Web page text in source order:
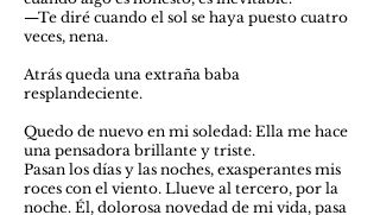
—Te diré cuando el sol se haya puesto cuatro
veces, nena.
Atrás queda una extraña baba
resplandeciente.
Quedo de nuevo en mi soledad: Ella me hace
una pensadora brillante y triste.
Pasan los días y las noches, exasperantes mis
roces con el viento. Llueve al tercero, por la
noche. Él, dolorosa novedad de mi vida, pasa